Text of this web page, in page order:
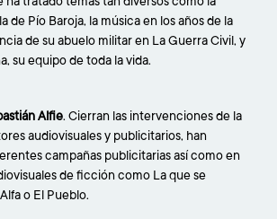
de Pío Baroja, la música en los años de la
de su abuelo militar en La Guerra Civil, y
su equipo de toda la vida.
Alfie. Cierran las intervenciones de la
audiovisuales y publicitarios, han
campañas publicitarias así como en
de ficción como La que se
o El Pueblo.